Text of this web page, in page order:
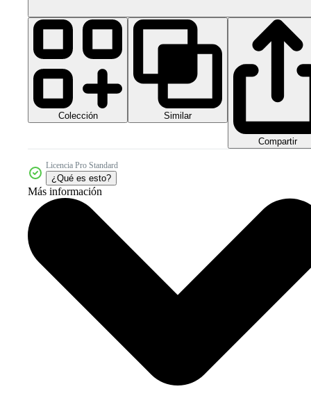
Colección Similar
Compartir
Licencia Pro Standard
¿Qué es esto?
Más información